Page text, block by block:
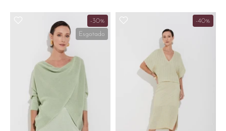
-30%
Esgotado
-40%